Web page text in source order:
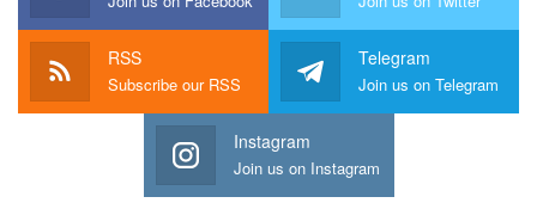
RSS
Subscribe our RSS
Telegram
Join us on Telegram
Instagram
Join us on Instagram